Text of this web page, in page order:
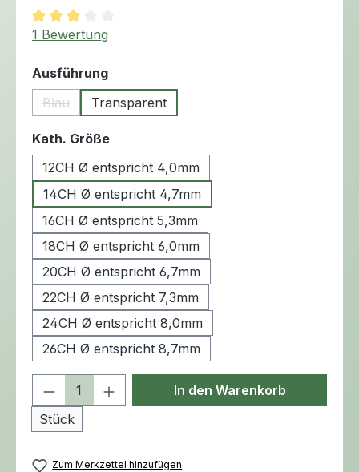
Durchschnittliche Bewertung von 3 von 5 Sternen
1 Bewertung
Ausführungauswählen
Blau
(Diese Option ist zurzeit nicht verfügbar.)
Transparent
Kath. Größeauswählen
12CH Ø entspricht 4,0mm
14CH Ø entspricht 4,7mm
16CH Ø entspricht 5,3mm
18CH Ø entspricht 6,0mm
20CH Ø entspricht 6,7mm
22CH Ø entspricht 7,3mm
24CH Ø entspricht 8,0mm
26CH Ø entspricht 8,7mm
Produkt Anzahl: Gib den
Stück
In den Warenkorb
Zum Merkzettel hinzufügen